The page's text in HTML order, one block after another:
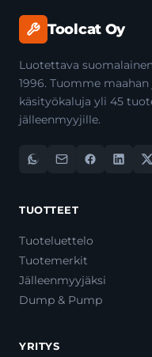
Toolcat Oy
Luotettava
1996. Tuomme
käsityökaluja yli 45
jälleenmyyjille.
TUOTTEET
Tuoteluettelo
Tuotemerkit
Jälleenmyyjäksi
Dump & Pump
YRITYS